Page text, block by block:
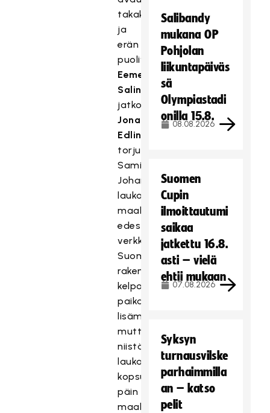
takakulmaan,
ja
erän
puolivälissä
Eemeli
Salin
jatkoi
Jonathan
Edlingin
torjuman
Sami
Johanssonin
laukauksen
maalin
edestä
verkkoon.
Suomi
rakensi
kelpo
paikat
lisämaaleihinkin,
mutta
niistä
laukaukset
kopsuivat
päin
maalivahtia.
Salibandy
mukana OP
Pohjolan
liikuntapäiväs
sä
Olympiastadi
onilla 15.8.
08.08.2026
Suomen
Cupin
ilmoittautumi
saikaa
jatkettu 16.8.
asti – vielä
ehtii mukaan
07.08.2026
Syksyn
turnausvilske
parhaimmilla
an – katso
pelit